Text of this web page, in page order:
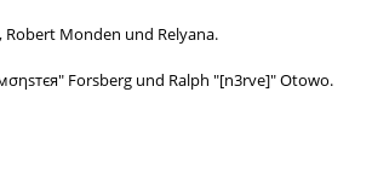
Monden und Relyana.
Forsberg und Ralph "[n3rve]" Otowo.